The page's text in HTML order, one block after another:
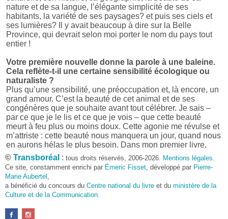
nature et de sa langue, l’élégante simplicité de ses
habitants, la variété de ses paysages? et puis ses ciels et
ses lumières? Il y avait beaucoup à dire sur la Belle
Province, qui devrait selon moi porter le nom du pays tout
entier !
Votre première nouvelle donne la parole à une baleine.
Cela reflète-t-il une certaine sensibilité écologique ou
naturaliste ?
Plus qu’une sensibilité, une préoccupation et, là encore, un
grand amour. C’est la beauté de cet animal et de ses
congénères que je souhaite avant tout célébrer. Je sais –
par ce que je le lis et ce que je vois – que cette beauté
meurt à feu plus ou moins doux. Cette agonie me révulse et
m’attriste : cette beauté nous manquera un jour, quand nous
en aurons hélas le plus besoin. Dans mon premier livre,
j’avais pris goût à me mettre dans la peau d’une bête. Outre
l’intérêt de l’exercice littéraire, il me semble que cela peut
être un bon moyen pour transmettre certains messages.
Pourquoi avoir choisi le format des nouvelles plutôt
qu’un autre ?
D’abord parce que j’aime (décidément!) en lire !
© Transboréal : tous droits réservés, 2006-2026. Mentions légales
Ce site, constamment enrichi par Émeric Fisset , développé par Pierre-
Marie Aubertel
a bénéficié du concours du Centre national du livre et du ministère de la
Culture et de la Communication